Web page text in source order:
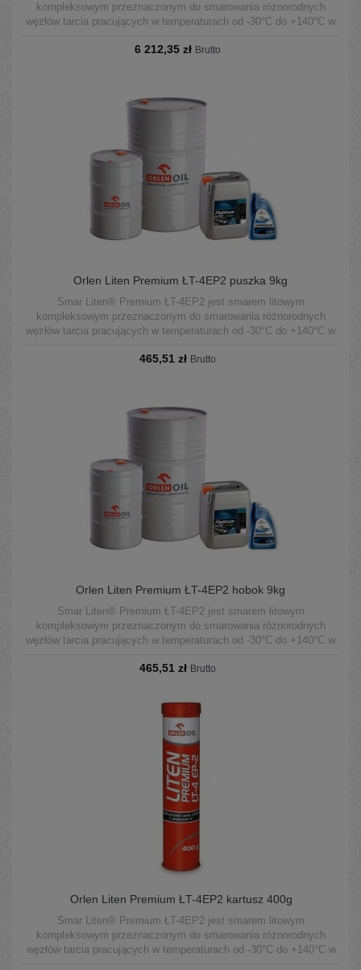
kompleksowym przeznaczonym do smarowania różnorodnych
węzłów tarcia pracujących w temperaturach od -30°C do +140°C w
6 212,35 zł Brutto
Orlen Liten Premium ŁT-4EP2 puszka 9kg
Smar Liten® Premium ŁT-4EP2 jest smarem litowym
kompleksowym przeznaczonym do smarowania różnorodnych
węzłów tarcia pracujących w temperaturach od -30°C do +140°C w
465,51 zł Brutto
Orlen Liten Premium ŁT-4EP2 hobok 9kg
Smar Liten® Premium ŁT-4EP2 jest smarem litowym
kompleksowym przeznaczonym do smarowania różnorodnych
węzłów tarcia pracujących w temperaturach od -30°C do +140°C w
465,51 zł Brutto
Orlen Liten Premium ŁT-4EP2 kartusz 400g
Smar Liten® Premium ŁT-4EP2 jest smarem litowym
kompleksowym przeznaczonym do smarowania różnorodnych
węzłów tarcia pracujących w temperaturach od -30°C do +140°C w